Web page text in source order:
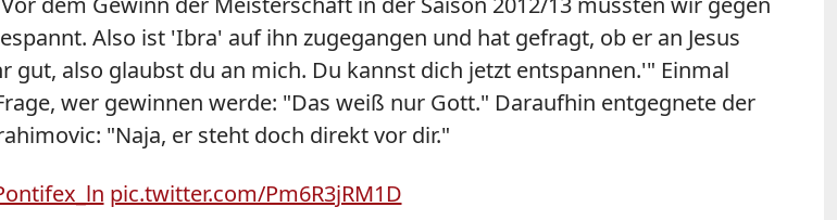
Also ist 'Ibra' auf ihn zugegangen und hat gefragt, ob er an Jesus
also glaubst du an mich. Du kannst dich jetzt entspannen.'" Einmal
wer gewinnen werde: "Das weiß nur Gott." Daraufhin entgegnete der
"Naja, er steht doch direkt vor dir."
pic.twitter.com/Pm6R3jRM1D